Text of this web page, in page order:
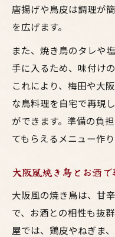
唐揚げや鳥皮は調理が
を広げます。
また、焼き鳥のタレや
手に入るため、味付け
これにより、梅田や大
な鳥料理を自宅で再現
ができます。準備の負
てもらえるメニュー作り
大阪風焼き鳥とお酒
大阪風の焼き鳥は、甘
で、お酒との相性も抜
屋では、鶏皮やねぎま